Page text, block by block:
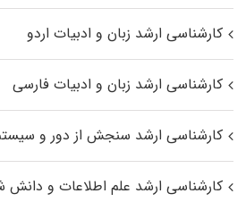
کارشناسی ارشد زبان و ادبیات اردو
کارشناسی ارشد زبان و ادبیات فارسی
کارشناسی ارشد سنجش از دور و
کارشناسی ارشد علم اطلاعات و دانش